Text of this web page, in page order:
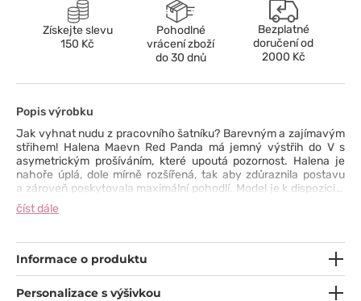
Získejte slevu
150 Kč
Pohodlné
vrácení zboží
do 30 dnů
Bezplatné
doručení od
2000 Kč
Popis výrobku
Jak vyhnat nudu z pracovního šatníku? Barevným a zajímavým
střihem! Halena Maevn Red Panda má jemný výstřih do V s
asymetrickým prošíváním, které upoutá pozornost. Halena je
nahoře úplá, dole mírně rozšířená, tak aby zdůraznila postavu
a zároveň poskytovala maximální pohodlí. Model je k dispozici v
široké škále jedinečných barev, díky kterým můžete snadno
změnit svůj outfit.
číst dále
Informace o produktu
Personalizace s výšivkou